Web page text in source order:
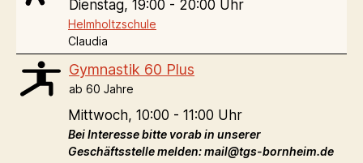
Dienstag, 19:00 - 20:00 Uhr
Helmholtzschule
Claudia
Gymnastik 60 Plus
ab 60 Jahre
Mittwoch, 10:00 - 11:00 Uhr
Bei Interesse bitte vorab in unserer
Geschäftsstelle melden: mail@tgs-bornheim.de